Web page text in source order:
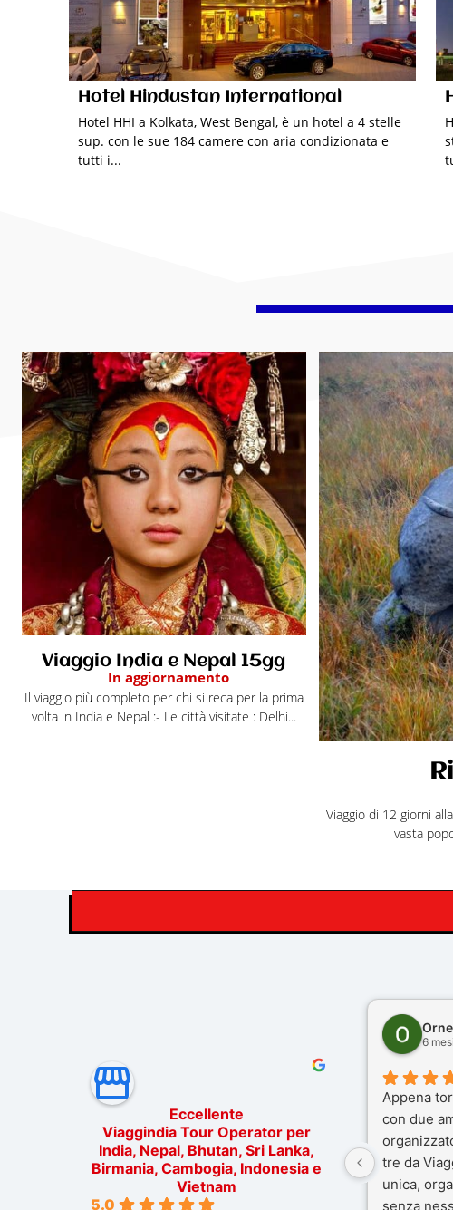
Hotel Hindustan International
Hotel HHI a Kolkata, West Bengal, è un hotel a 4 stelle
sup. con le sue 184 camere con aria condizionata e
tutti i...
Viaggio India e Nepal 15gg
In aggiornamento
Il viaggio più completo per chi si reca per la prima
volta in India e Nepal :- Le città visitate : Delhi...
Viaggio di 12 giorni
vasta
Eccellente
Viaggindia Tour Operator per
India, Nepal, Bhutan, Sri Lanka,
Birmania, Cambogia, Indonesia e
Vietnam
5.0
6
Appena
con due
tre da
unica,
senza